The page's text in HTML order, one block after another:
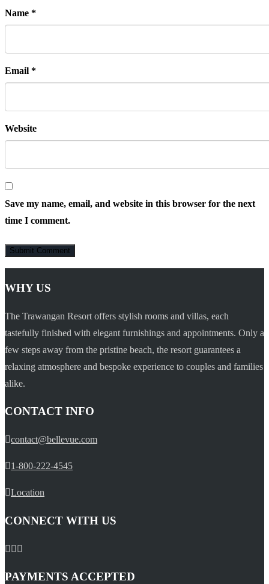
Name *
Email *
Website
Save my name, email, and website in this browser for the next
time I comment.
WHY US
The Trawangan Resort offers stylish rooms and villas, each
tastefully finished with elegant furnishings and appointments. Only a
few steps away from the pristine beach, the resort guarantees a
relaxing atmosphere and bespoke experience to couples and families
alike.
CONTACT INFO
contact@bellevue.com
1-800-222-4545
Location
CONNECT WITH US
PAYMENTS ACCEPTED